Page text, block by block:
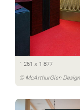
1 251 x 1 877
© McArthurGlen